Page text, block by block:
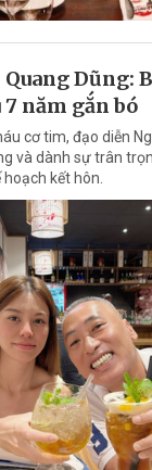
Dũng:
năm gắn bó
cơ tim, đạo diễn
và dành sự trân
hoạch kết hôn.